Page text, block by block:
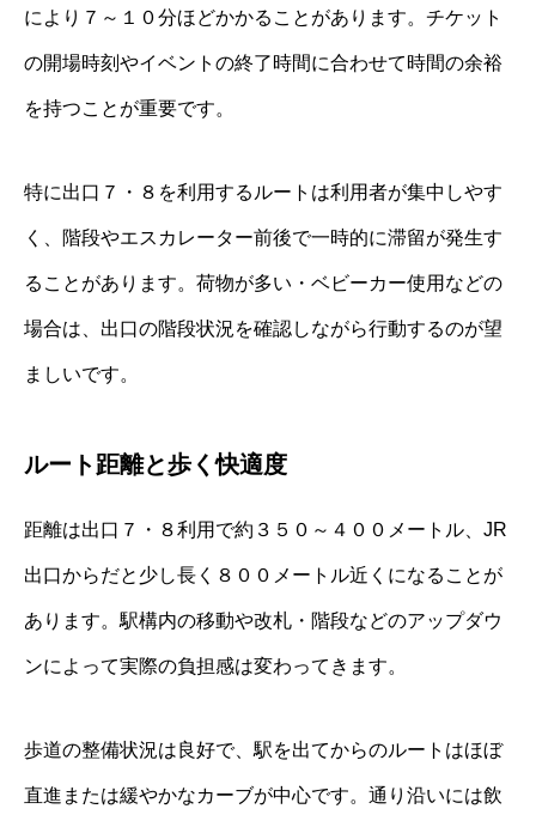
により７～１０分ほどかかることがあります。チケット
の開場時刻やイベントの終了時間に合わせて時間の余裕
を持つことが重要です。
特に出口７・８を利用するルートは利用者が集中しやす
く、階段やエスカレーター前後で一時的に滞留が発生す
ることがあります。荷物が多い・ベビーカー使用などの
場合は、出口の階段状況を確認しながら行動するのが望
ましいです。
ルート距離と歩く快適度
距離は出口７・８利用で約３５０～４００メートル、JR
出口からだと少し長く８００メートル近くになることが
あります。駅構内の移動や改札・階段などのアップダウ
ンによって実際の負担感は変わってきます。
歩道の整備状況は良好で、駅を出てからのルートはほぼ
直進または緩やかなカーブが中心です。通り沿いには飲